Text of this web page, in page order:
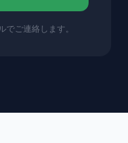
ご連絡します。